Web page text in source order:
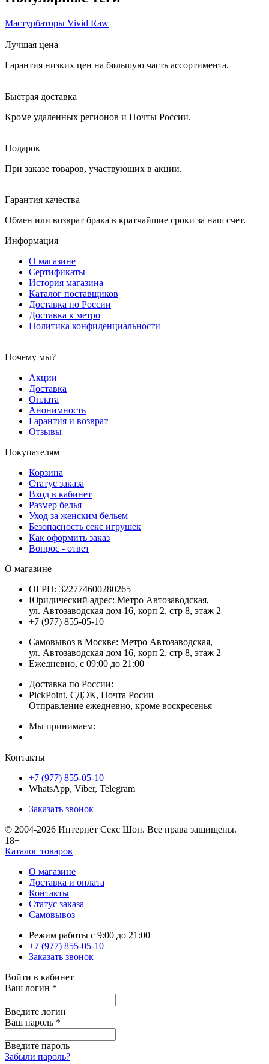
Мастурбаторы Vivid Raw
Лучшая цена
Гарантия низких цен на большую часть ассортимента.
Быстрая доставка
Кроме удаленных регионов и Почты России.
Подарок
При заказе товаров, участвующих в акции.
Гарантия качества
Обмен или возврат брака в кратчайшие сроки за наш счет.
Информация
О магазине
Сертификаты
История магазина
Каталог поставщиков
Доставка по России
Доставка к метро
Политика конфиденциальности
Почему мы?
Акции
Доставка
Оплата
Анонимность
Гарантия и возврат
Отзывы
Покупателям
Корзина
Статус заказа
Вход в кабинет
Размер белья
Уход за женским бельем
Безопасность секс игрушек
Как оформить заказ
Вопрос - ответ
О магазине
ОГРН: 322774600280265
Юридический адрес: Метро Автозаводская,
ул. Автозаводская дом 16, корп 2, стр 8, этаж 2
+7 (977) 855-05-10
Самовывоз в Москве: Метро Автозаводская,
ул. Автозаводская дом 16, корп 2, стр 8, этаж 2
Ежедневно, с 09:00 до 21:00
Доставка по России:
PickPoint, СДЭК, Почта Росии
Отправление ежедневно, кроме воскресенья
Мы принимаем:
Контакты
+7 (977) 855-05-10
WhatsApp, Viber, Telegram
Заказать звонок
© 2004-2026 Интернет Секс Шоп. Все права защищены.
18+
Каталог товаров
О магазине
Доставка и оплата
Контакты
Статус заказа
Самовывоз
Режим работы с 9:00 до 21:00
+7 (977) 855-05-10
Заказать звонок
Войти в кабинет
Ваш логин *
Введите логин
Ваш пароль *
Введите пароль
Забыли пароль?